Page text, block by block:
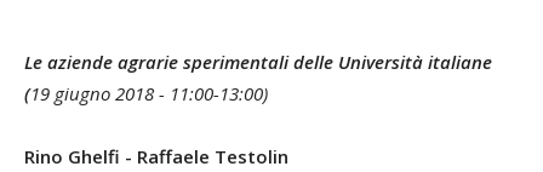
Le aziende agrarie sperimentali delle Università italiane
(19 giugno 2018 - 11:00-13:00)
Rino Ghelfi - Raffaele Testolin